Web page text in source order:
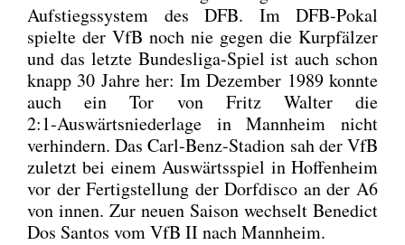
Auf­stiegs­sys­tem des DFB. Im DFB-Pokal
spiel­te der VfB noch nie gegen die Kur­pfäl­zer
und das letz­te Bun­des­li­ga-Spiel ist auch schon
knapp 30 Jah­re her: Im Dezem­ber 1989 konn­te
auch ein Tor von Fritz Wal­ter die
2:1‑Auswärtsniederlage in Mann­heim nicht
ver­hin­dern. Das Carl-Benz-Sta­di­on sah der VfB
zuletzt bei einem Aus­wärts­spiel in Hof­fen­heim
vor der Fer­tig­stel­lung der Dorf­dis­co an der A6
von innen. Zur neu­en Sai­son wech­selt Bene­dict
Dos San­tos vom VfB II nach Mann­heim.